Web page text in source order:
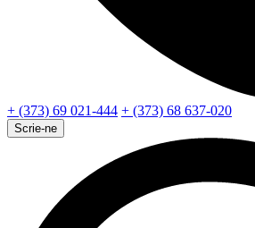
+ (373) 69 021-444 + (373) 68 637-020
Scrie-ne